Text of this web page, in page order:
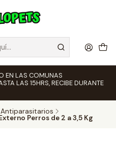
EN LAS COMUNAS
LAS 15HRS, RECIBE DURANTE
Antiparasitarios
Perros de 2 a 3,5 Kg